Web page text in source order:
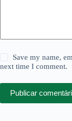
Save my name,
next time I comment.
Publicar